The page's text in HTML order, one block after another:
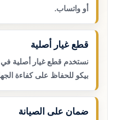
أو واتساب.
قطع غيار أصلية
نستخدم قطع غيار أصلية
بيكو للحفاظ على كفاءة
ضمان على الصيانة